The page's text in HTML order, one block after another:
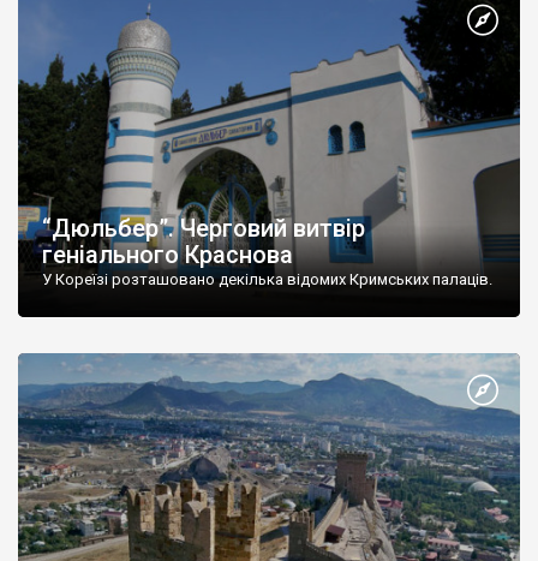
“Дюльбер”. Черговий витвір
геніального Краснова
У Кореїзі розташовано декілька відомих Кримських палаців.